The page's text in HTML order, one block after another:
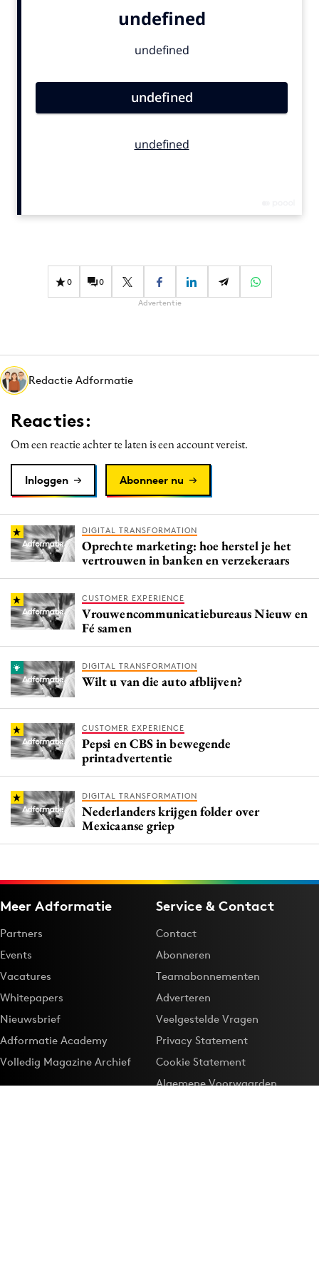
Influencer marketing
Merkstrategie
PR
Programmatic
Purpose Marketing
Reputatie & crisis
0 0
Advertentie
Redactie Adformatie
Reacties:
Om een reactie achter te laten is een account vereist.
Inloggen Abonneer nu
DIGITAL TRANSFORMATION
Oprechte marketing: hoe herstel je het
vertrouwen in banken en verzekeraars
CUSTOMER EXPERIENCE
Vrouwencommunicatiebureaus Nieuw en
Fé samen
DIGITAL TRANSFORMATION
Wilt u van die auto afblijven?
CUSTOMER EXPERIENCE
Pepsi en CBS in bewegende
printadvertentie
DIGITAL TRANSFORMATION
Nederlanders krijgen folder over
Mexicaanse griep
Meer Adformatie
Partners
Events
Vacatures
Whitepapers
Nieuwsbrief
Adformatie Academy
Volledig Magazine Archief
Service & Contact
Contact
Abonneren
Teamabonnementen
Adverteren
Veelgestelde Vragen
Privacy Statement
Cookie Statement
Algemene Voorwaarden